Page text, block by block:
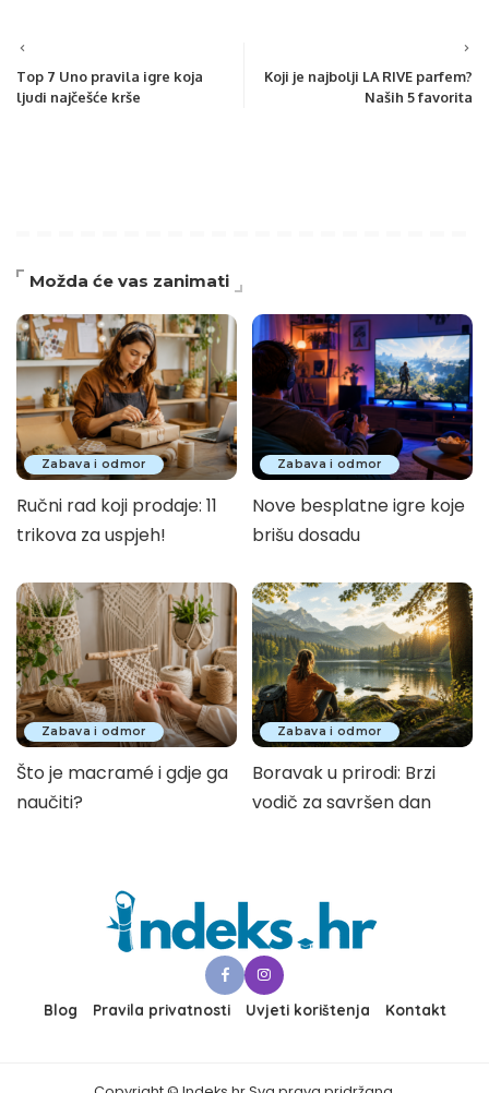
Top 7 Uno pravila igre koja
ljudi najčešće krše
Koji je najbolji LA RIVE parfem?
Naših 5 favorita
Možda će vas zanimati
Zabava i odmor
Ručni rad koji prodaje: 11
trikova za uspjeh!
Zabava i odmor
Nove besplatne igre koje
brišu dosadu
Zabava i odmor
Što je macramé i gdje ga
naučiti?
Zabava i odmor
Boravak u prirodi: Brzi
vodič za savršen dan
Blog Pravila privatnosti Uvjeti korištenja Kontakt